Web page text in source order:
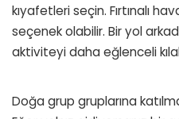
kıyafetleri seçin. Fırtınalı
seçenek olabilir. Bir yol
aktiviteyi daha eğlenceli
Doğa grup gruplarına